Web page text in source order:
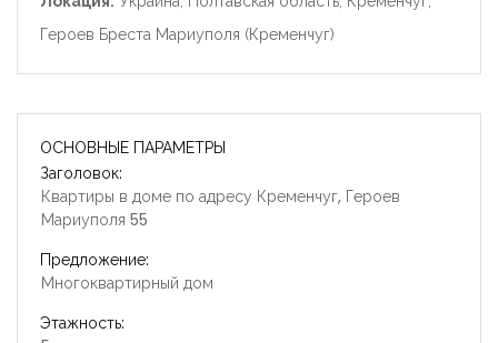
Героев Бреста Мариуполя (Кременчуг)
ОСНОВНЫЕ ПАРАМЕТРЫ
Заголовок:
Квартиры в доме по адресу Кременчуг, Героев
Мариуполя 55
Предложение:
Многоквартирный дом
Этажность: